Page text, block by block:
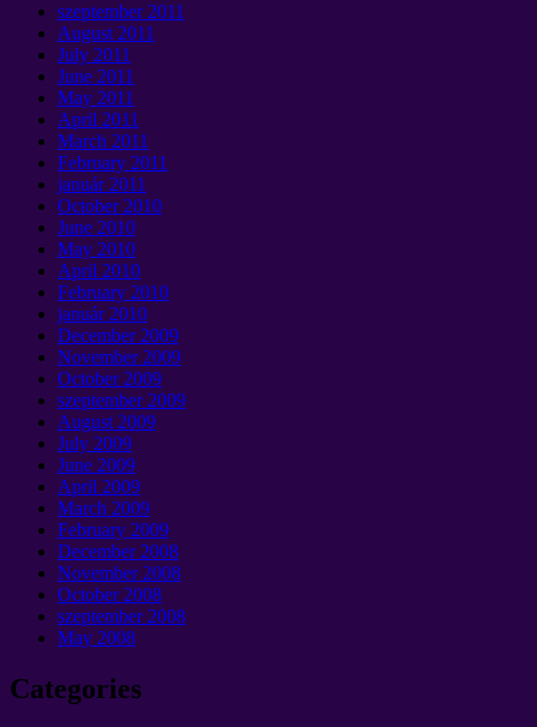
szeptember 2011
August 2011
July 2011
June 2011
May 2011
April 2011
March 2011
February 2011
január 2011
October2010
June 2010
May 2010
April 2010
February 2010
január 2010
December2009
November2009
October2009
szeptember 2009
August 2009
July 2009
June 2009
April 2009
March 2009
February 2009
December2008
November2008
October2008
szeptember 2008
May 2008
Categories